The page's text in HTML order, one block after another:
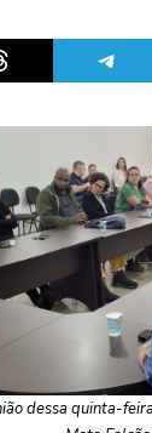
Share on Threads
dessa quinta-